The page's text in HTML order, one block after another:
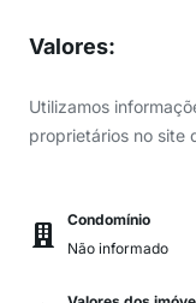
Valores:
Utilizamos
proprietários no site
Condomínio
Não informado